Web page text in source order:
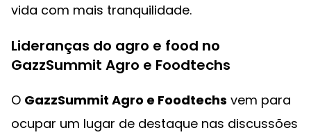
vida com mais tranquilidade.
Lideranças do agro e food no
GazzSummit Agro e Foodtechs
O GazzSummit Agro e Foodtechs vem para
ocupar um lugar de destaque nas discussões